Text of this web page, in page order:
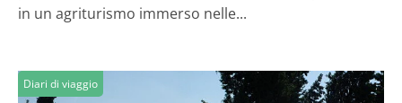
in un agriturismo immerso nelle...
Diari di viaggio